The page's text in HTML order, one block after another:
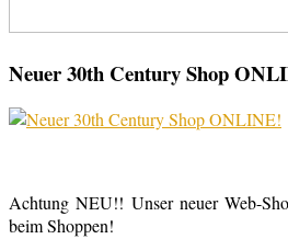
Neuer 30th Century Shop
Achtung NEU!! Unser neuer Web-
beim Shoppen!